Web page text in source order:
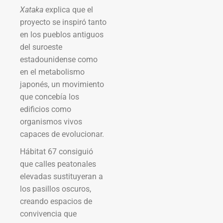
Xataka explica que el
proyecto se inspiró tanto
en los pueblos antiguos
del suroeste
estadounidense como
en el metabolismo
japonés, un movimiento
que concebía los
edificios como
organismos vivos
capaces de evolucionar.
Hábitat 67 consiguió
que calles peatonales
elevadas sustituyeran a
los pasillos oscuros,
creando espacios de
convivencia que